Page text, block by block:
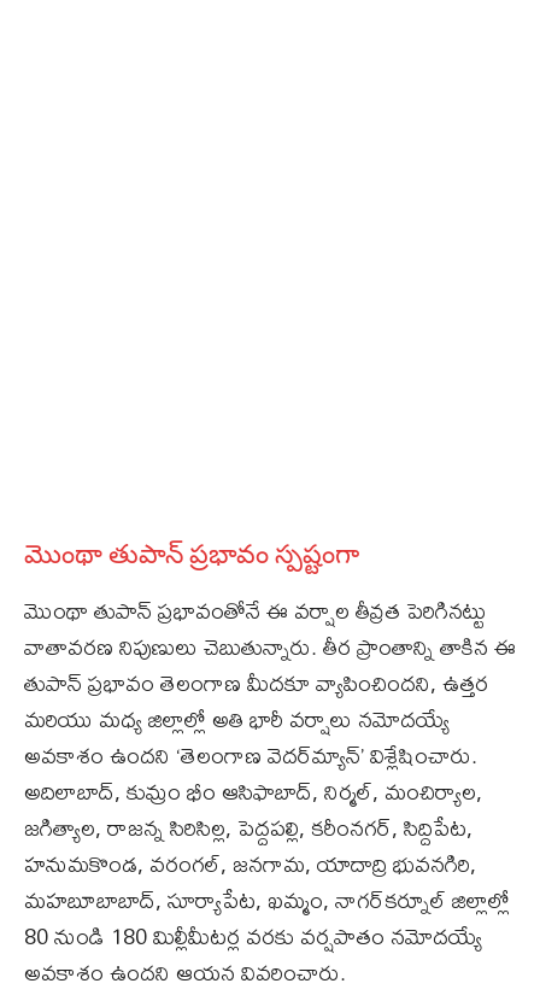
మొంథా తుపాన్ ప్రభావం స్పష్టంగా
మొంథా తుపాన్ ప్రభావంతోనే ఈ వర్షాల తీవ్రత పెరిగినట్టు
వాతావరణ నిపుణులు చెబుతున్నారు. తీర ప్రాంతాన్ని తాకిన ఈ
తుపాన్‌ ప్రభావం తెలంగాణ మీదకూ వ్యాపించిందని, ఉత్తర
మరియు మధ్య జిల్లాల్లో అతి భారీ వర్షాలు నమోదయ్యే
అవకాశం ఉందని ‘తెలంగాణ వెదర్‌మ్యాన్’ విశ్లేషించారు.
అదిలాబాద్‌, కుమ్రం భీం ఆసిఫాబాద్‌, నిర్మల్‌, మంచిర్యాల‌,
జగిత్యాల‌, రాజన్న సిరిసిల్ల‌, పెద్దపల్లి‌, కరీంనగర్‌, సిద్దిపేట‌,
హనుమకొండ‌, వరంగల్‌, జనగామ‌, యాదాద్రి భువనగిరి‌,
మహబూబాబాద్‌, సూర్యాపేట‌, ఖమ్మం‌, నాగర్‌కర్నూల్‌ జిల్లాల్లో
80 నుండి 180 మిల్లీమీటర్ల వరకు వర్షపాతం నమోదయ్యే
అవకాశం ఉందని ఆయన వివరించారు.